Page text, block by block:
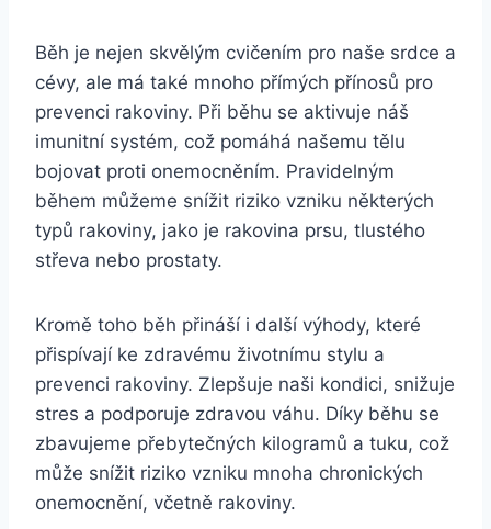
Běh je nejen skvělým cvičením pro naše srdce a
cévy, ale má také mnoho přímých přínosů pro
prevenci rakoviny. Při běhu se aktivuje náš
imunitní systém, což pomáhá našemu tělu
bojovat proti onemocněním. Pravidelným
během můžeme snížit riziko vzniku některých
typů rakoviny, jako je rakovina prsu, tlustého
střeva nebo prostaty.
Kromě toho běh přináší i další výhody, které
přispívají ke zdravému životnímu stylu a
prevenci rakoviny. Zlepšuje naši kondici, snižuje
stres a podporuje zdravou váhu. Díky běhu se
zbavujeme přebytečných kilogramů a tuku, což
může snížit riziko vzniku mnoha chronických
onemocnění, včetně rakoviny.